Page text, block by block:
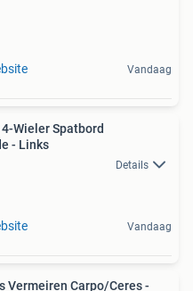
Vandaag
Wieler Spatbord
- Links
Details
Vandaag
Vermeiren Carpo/Ceres -